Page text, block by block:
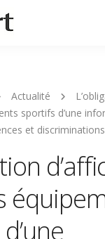
Actualité
sportifs d’une
et discriminations